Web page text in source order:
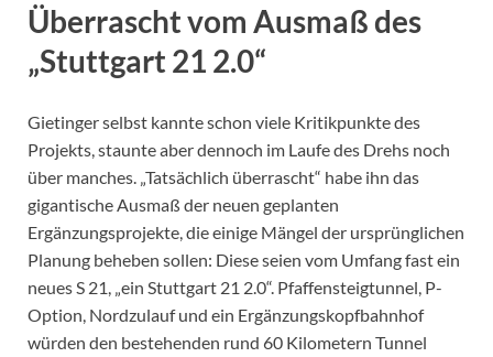
Überrascht vom Ausmaß des
„Stuttgart 21 2.0“
Gietinger selbst kannte schon viele Kritikpunkte des
Projekts, staunte aber dennoch im Laufe des Drehs noch
über manches. „Tatsächlich überrascht“ habe ihn das
gigantische Ausmaß der neuen geplanten
Ergänzungsprojekte, die einige Mängel der ursprünglichen
Planung beheben sollen: Diese seien vom Umfang fast ein
neues S 21, „ein Stuttgart 21 2.0“. Pfaffensteigtunnel, P-
Option, Nordzulauf und ein Ergänzungskopfbahnhof
würden den bestehenden rund 60 Kilometern Tunnel